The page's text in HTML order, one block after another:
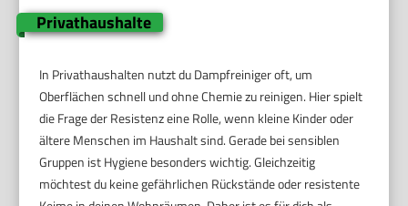
Privathaushalte
In Privathaushalten nutzt du Dampfreiniger oft, um
Oberflächen schnell und ohne Chemie zu reinigen. Hier spielt
die Frage der Resistenz eine Rolle, wenn kleine Kinder oder
ältere Menschen im Haushalt sind. Gerade bei sensiblen
Gruppen ist Hygiene besonders wichtig. Gleichzeitig
möchtest du keine gefährlichen Rückstände oder resistente